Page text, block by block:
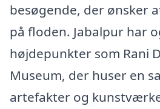
besøgende, der ønsker
på floden. Jabalpur har
højdepunkter som Rani
Museum, der huser en
artefakter og